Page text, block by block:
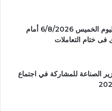
سعر الدولار اليوم الخميس 6/8/2026 أمام
فى ختام التعاملات
الصناعة للمشاركة في اجتماع